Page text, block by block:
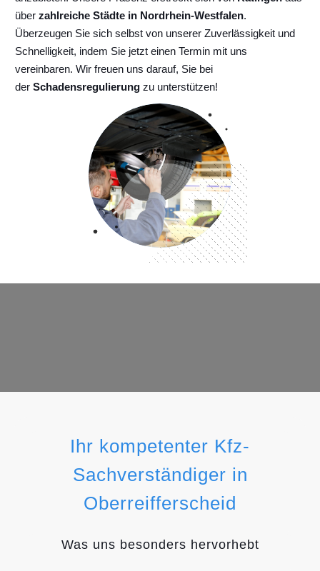
über zahlreiche Städte in Nordrhein-Westfalen.
Überzeugen Sie sich selbst von unserer Zuverlässigkeit und
Schnelligkeit, indem Sie jetzt einen Termin mit uns
vereinbaren. Wir freuen uns darauf, Sie bei
der Schadensregulierung zu unterstützen!
Ihr kompetenter Kfz-
Sachverständiger in
Oberreifferscheid
Was uns besonders hervorhebt